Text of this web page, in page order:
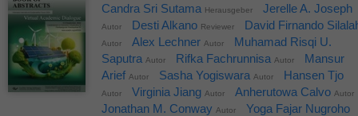
Candra Sri Sutama Herausgeber Jerelle A. Joseph
Autor Desti Alkano Reviewer David Firnando
Autor Alex Lechner Autor
Muhamad Risqi U.
Saputra Autor Rifka Fachrunnisa Autor
Mansur
Arief Autor Sasha Yogiswara Autor Hansen Tjo
Autor Virginia Jiang Autor Anherutowa Calvo Autor
Jonathan M. Conway Autor Yoga Fajar Nugroho